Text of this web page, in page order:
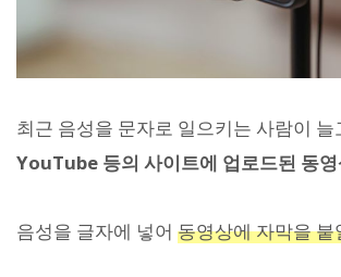
최근 음성을 문자로 일으키는 사람이 늘
YouTube 등의 사이트에 업로드된 동영
음성을 글자에 넣어 동영상에 자막을 붙